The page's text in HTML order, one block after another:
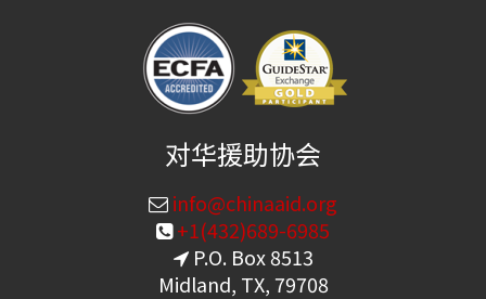
对华援助协会
info@chinaaid.org
+1(432)689-6985
P.O. Box 8513
Midland, TX, 79708